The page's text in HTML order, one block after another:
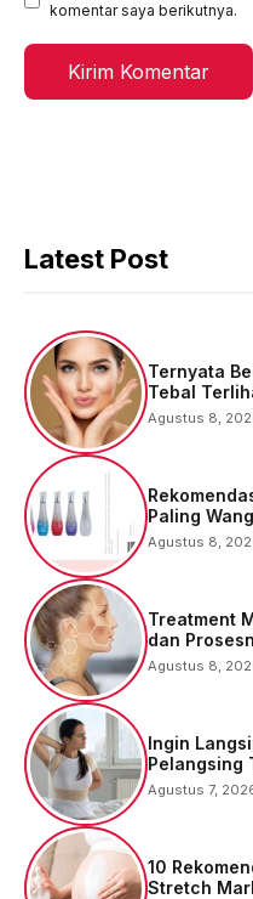
komentar saya berikutnya.
Latest Post
Ternyata
Tebal
Agustus 8,
Paling
Agustus 8,
Treatment
dan
Agustus 8,
Ingin
Pelangsing
Agustus 7,
10
Stretch